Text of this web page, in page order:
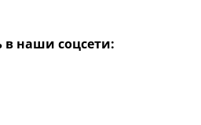
в наши соцсети: